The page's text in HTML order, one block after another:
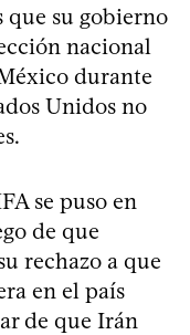
que su gobierno
nacional
durante
Unidos no
se puso en
de que
rechazo a que
en el país
de que Irán